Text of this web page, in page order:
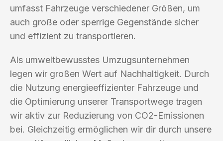
umfasst Fahrzeuge verschiedener Größen, um
auch große oder sperrige Gegenstände sicher
und effizient zu transportieren.
Als umweltbewusstes Umzugsunternehmen
legen wir großen Wert auf Nachhaltigkeit. Durch
die Nutzung energieeffizienter Fahrzeuge und
die Optimierung unserer Transportwege tragen
wir aktiv zur Reduzierung von CO2-Emissionen
bei. Gleichzeitig ermöglichen wir dir durch unsere